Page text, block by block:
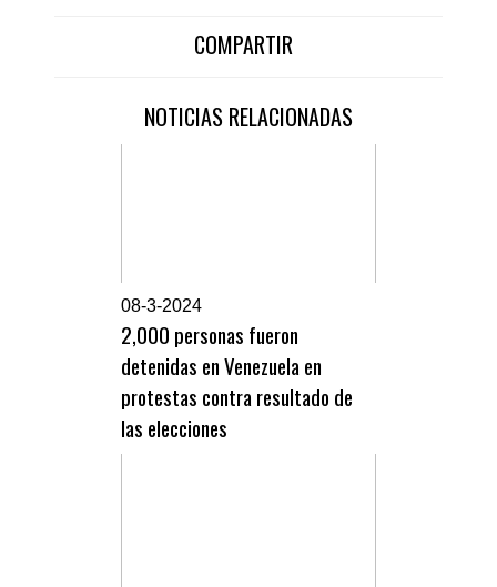
COMPARTIR
NOTICIAS RELACIONADAS
08-3-2024
2,000 personas fueron
detenidas en Venezuela en
protestas contra resultado de
las elecciones